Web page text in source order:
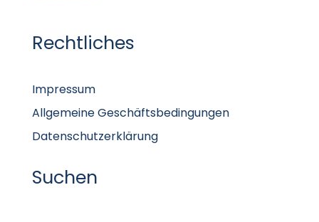
Rechtliches
Impressum
Allgemeine Geschäftsbedingungen
Datenschutzerklärung
Suchen